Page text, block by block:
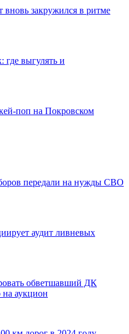
вновь закружился в ритме
выгулять и
поп на Покровском
передали на нужды СВО
аудит ливневых
обветшавший ДК
на аукцион